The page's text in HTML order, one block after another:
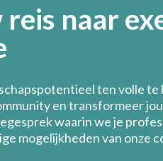
naar
ten volle
en transformeer
waarin we je
mogelijkheden van onze